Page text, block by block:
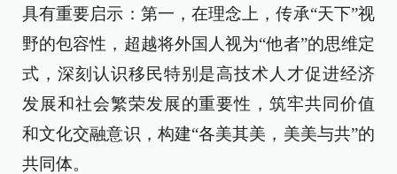
具有重要启示：第一，在理念上，传承“天下”视
野的包容性，超越将外国人视为“他者”的思维定
式，深刻认识移民特别是高技术人才促进经济
发展和社会繁荣发展的重要性，筑牢共同价值
和文化交融意识，构建“各美其美，美美与共”的
共同体。